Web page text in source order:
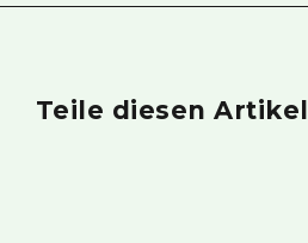
Teile diesen Artikel